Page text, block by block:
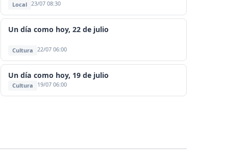
Local 23/07 08:30
Un día como hoy, 22 de julio
Cultura 22/07 06:00
Un día como hoy, 19 de julio
Cultura 19/07 06:00